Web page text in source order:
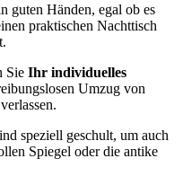
guten Händen, egal ob es
praktischen Nachttisch
Sie Ihr individuelles
Umzug von
speziell geschult, um auch
Spiegel oder die antike